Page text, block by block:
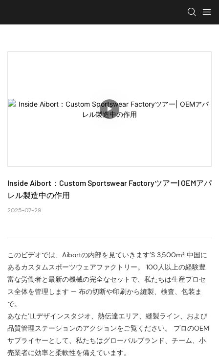
Inside Aibort：Custom Sportswear Factoryツアー| OEMアパ
レル製造中の作用
2025-07-29
このビデオでは、Aibortの内部を見ていきます’S 3,500m² 中国に
あるカスタムスポーツウェアファクトリー。 100人以上の経験豊
富な労働者と最新の機械の完全なセットで、私たちは生産プロセ
ス全体を管理します — 布の切断や印刷から縫製、検査、包装ま
で。
あなた’LLデザインスタジオ、熱伝達エリア、縫製ライン、および
品質管理ステーションのアクションをご覧ください。 プロのOEM
サプライヤーとして、私たちはグローバルブランド、チーム、小
売業者に効率と柔軟性を備えています。